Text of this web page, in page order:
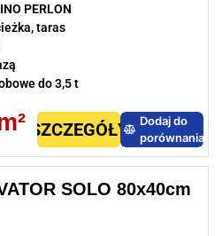
PERLON
taras
do 3,5 t
SZCZEGÓŁY
Dodaj do
porównania
SOLO 80x40cm